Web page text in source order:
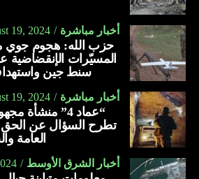
أخبار مباشرة 19, 2024
حزب الله: هجوم جوي
المسيّرات الإنقضاضية
سنط جين
أخبار مباشرة 19, 2024
“عماد 4” منشأة
تطرح السؤال عن الحق
العامة
أخبار الشرق الأوسط